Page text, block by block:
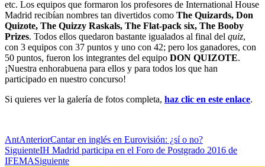
etc. Los equipos que formaron los profesores de International House
Madrid recibían nombres tan divertidos como The Quizards, Don
Quizote, The Quizzy Raskals, The Flat-pack six, The Booby
Prizes. Todos ellos quedaron bastante igualados al final del quiz,
con 3 equipos con 37 puntos y uno con 42; pero los ganadores, con
50 puntos, fueron los integrantes del equipo DON QUIZOTE.
¡Nuestra enhorabuena para ellos y para todos los que han
participado en nuestro concurso!
Si quieres ver la galería de fotos completa, haz clic en este enlace.
AntAnteriorCantar en inglés en Eurovisión: ¿sí o no?
SiguienteIH Madrid participa en el Foro de Postgrado 2016 de
IFEMASiguiente